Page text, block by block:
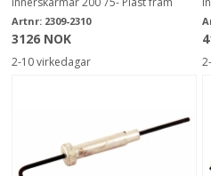
Artnr: 2309-2310
3126 NOK
2-10 virkedagar